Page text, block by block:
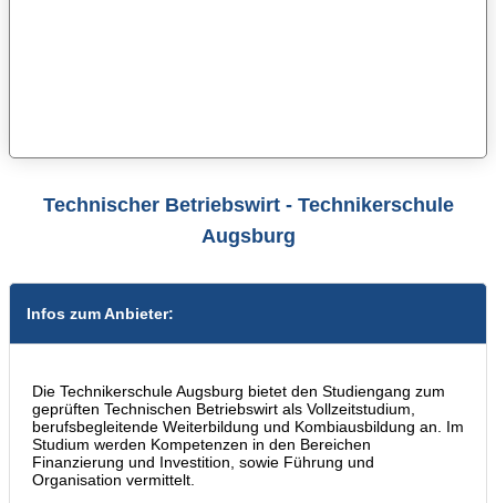
Technischer Betriebswirt - Technikerschule
Augsburg
Infos zum Anbieter:
Die Technikerschule Augsburg bietet den Studiengang zum
geprüften Technischen Betriebswirt als Vollzeitstudium,
berufsbegleitende Weiterbildung und Kombiausbildung an. Im
Studium werden Kompetenzen in den Bereichen
Finanzierung und Investition, sowie Führung und
Organisation vermittelt.